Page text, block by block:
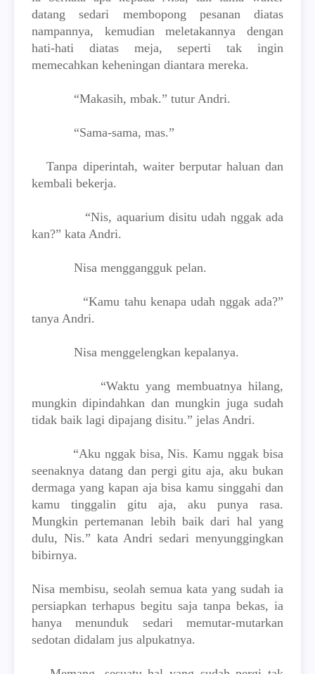
datang sedari membopong pesanan diatas
nampannya, kemudian meletakannya dengan
hati-hati diatas meja, seperti tak ingin
memecahkan keheningan diantara mereka.
“Makasih, mbak.” tutur Andri.
“Sama-sama, mas.”
Tanpa diperintah, waiter berputar haluan dan
kembali bekerja.
“Nis, aquarium disitu udah nggak ada
kan?” kata Andri.
Nisa menggangguk pelan.
“Kamu tahu kenapa udah nggak ada?”
tanya Andri.
Nisa menggelengkan kepalanya.
“Waktu yang membuatnya hilang,
mungkin dipindahkan dan mungkin juga sudah
tidak baik lagi dipajang disitu.” jelas Andri.
“Aku nggak bisa, Nis. Kamu nggak bisa
seenaknya datang dan pergi gitu aja, aku bukan
dermaga yang kapan aja bisa kamu singgahi dan
kamu tinggalin gitu aja, aku punya rasa.
Mungkin pertemanan lebih baik dari hal yang
dulu, Nis.” kata Andri sedari menyunggingkan
bibirnya.
Nisa membisu, seolah semua kata yang sudah ia
persiapkan terhapus begitu saja tanpa bekas, ia
hanya menunduk sedari memutar-mutarkan
sedotan didalam jus alpukatnya.